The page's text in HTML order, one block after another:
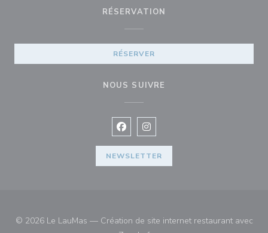
RÉSERVATION
RÉSERVER
NOUS SUIVRE
Facebook ((ouvre une nouvelle
Instagram ((ouvre une
NEWSLETTER
© 2026 Le LauMas — Création de site internet restaurant avec